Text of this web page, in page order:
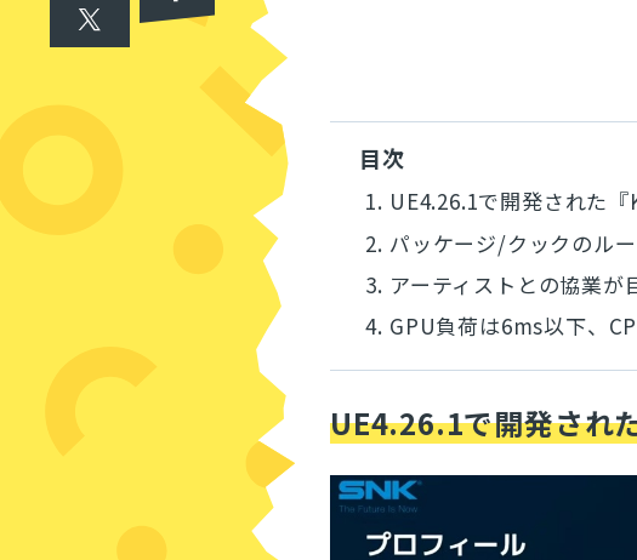
目次
1. UE4.26.1で開発された『
2. パッケージ/クックのル
3. アーティストとの協業
4. GPU負荷は6ms以下、
UE4.26.1で開発され